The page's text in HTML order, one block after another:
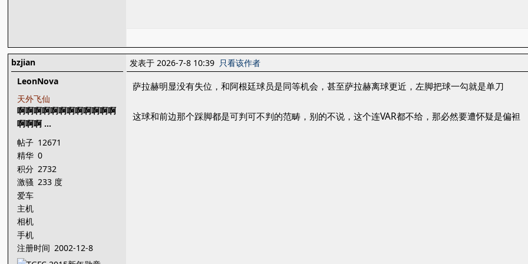
bzjian
LeonNova
天外飞仙
啊啊啊啊啊啊啊啊啊啊啊啊
啊啊啊 ...
帖子 12671
精华 0
积分 2732
激骚 233 度
爱车
主机
相机
手机
注册时间 2002-12-8
发表于 2026-7-8 10:39 只看该作者
萨拉赫明显没有失位，和阿根廷球员是同等机会，甚至萨拉赫离球更近，左脚把球一勾就是单刀
这球和前边那个踩脚都是可判可不判的范畴，别的不说，这个连VAR都不给，那必然要遭怀疑是偏袒